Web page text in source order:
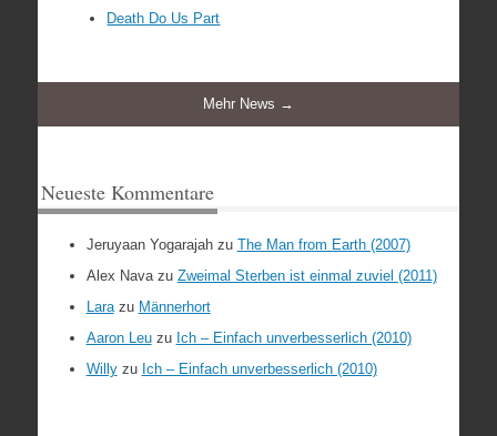
Death Do Us Part
Mehr News →
Neueste Kommentare
Jeruyaan Yogarajahzu The Man from Earth (2007)
Alex Navazu Zweimal Sterben ist einmal zuviel (2011)
Larazu Männerhort
Aaron Leuzu Ich – Einfach unverbesserlich (2010)
Willyzu Ich – Einfach unverbesserlich (2010)